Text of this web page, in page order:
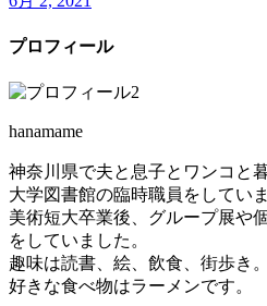
プロフィール
hanamame
神奈川県で夫と息子とワンコと
大学図書館の臨時職員をしていま
美術短大卒業後、グループ展や
をしていました。
趣味は読書、絵、飲食、街歩き。
好きな食べ物はラーメンです。